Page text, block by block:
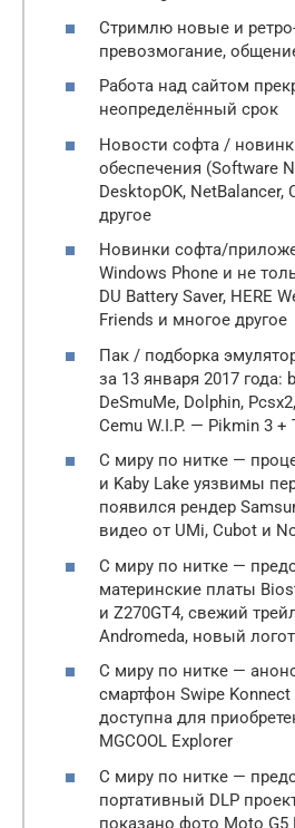
Стримлю новые и
превозмогание,
Работа над сайтом
неопределённый срок
Новости софта /
обеспечения (Software
DesktopOK, NetBalancer,
другое
Новинки софта/
Windows Phone и не
DU Battery Saver, HERE
Friends и многое другое
Пак / подборка
за 13 января 2017 года:
DeSmuMe, Dolphin,
Cemu W.I.P. — Pikmin 3 +
С миру по нитке —
и Kaby Lake уязвимы
появился рендер
видео от UMi, Cubot и
С миру по нитке —
материнские платы
и Z270GT4, свежий
Andromeda, новый
С миру по нитке —
смартфон Swipe Konnect
доступна для
MGCOOL Explorer
С миру по нитке —
портативный DLP
показано фото Moto G5